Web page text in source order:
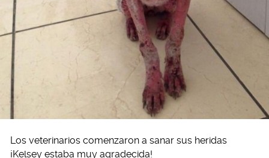
Los veterinarios comenzaron a sanar sus heridas
¡Kelsey estaba muy agradecida!